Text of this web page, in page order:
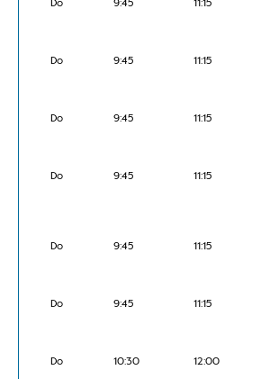
Do 9:45 11:15
Do 9:45 11:15
Do 9:45 11:15
Do 9:45 11:15
Do 9:45 11:15
Do 9:45 11:15
Do 10:30 12:00